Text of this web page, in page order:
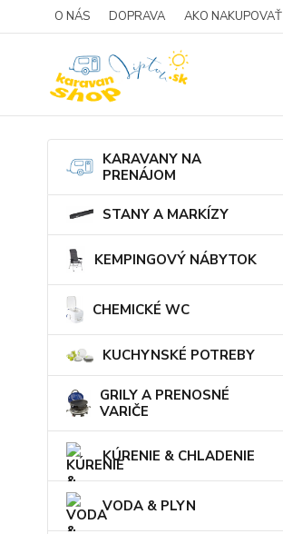
O NÁS DOPRAVA AKO NAKUPOVAŤ
KARAVANY NA
PRENÁJOM
STANY A MARKÍZY
KEMPINGOVÝ NÁBYTOK
CHEMICKÉ WC
KUCHYNSKÉ POTREBY
GRILY A PRENOSNÉ
VARIČE
KÚRENIE & CHLADENIE
VODA & PLYN